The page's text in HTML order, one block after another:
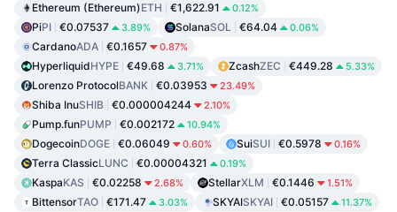
Ethereum (Ethereum)ETH €1,622.91 0.12%
PiPI €0.07537 3.89% SolanaSOL €64.04 0.06%
CardanoADA €0.1657 0.87%
HyperliquidHYPE €49.68 3.71% ZcashZEC €449.28 5.33%
Lorenzo ProtocolBANK €0.03953 23.49%
Shiba InuSHIB €0.000004244 2.10%
Pump.funPUMP €0.002172 10.94%
DogecoinDOGE €0.06049 0.60% SuiSUI €0.5978 0.16%
Terra ClassicLUNC €0.00004321 0.19%
KaspaKAS €0.02258 2.68% StellarXLM €0.1446 1.51%
BittensorTAO €171.47 3.03% SKYAISKYAI €0.05157 11.37%